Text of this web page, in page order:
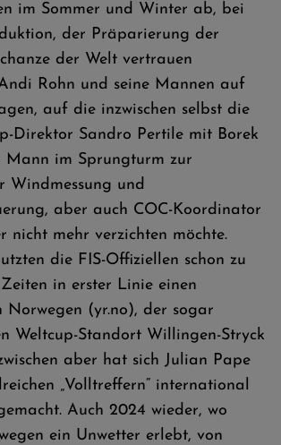
im Sommer und Winter ab, bei
der Präparierung der
der Welt vertrauen
Rohn und seine Mannen auf
auf die inzwischen selbst die
Direktor Sandro Pertile mit Borek
Mann im Sprungturm zur
Windmessung und
aber auch COC-Koordinator
nicht mehr verzichten möchte.
die FIS-Offiziellen schon zu
in erster Linie einen
Norwegen (yr.no), der sogar
Weltcup-Standort Willingen-Stryck
aber hat sich Julian Pape
„Volltreffern“ international
Auch 2024 wieder, wo
ein Unwetter erlebt, von